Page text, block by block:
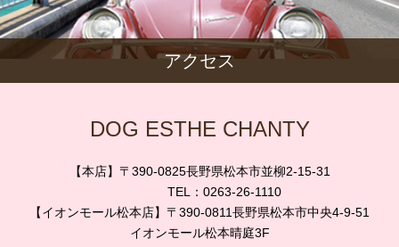
アクセス
DOG ESTHE CHANTY
【本店】〒390-0825長野県松本市並柳2-15-31
TEL：0263-26-1110
【イオンモール松本店】〒390-0811長野県松本市中央4-9-51
イオンモール松本晴庭3F